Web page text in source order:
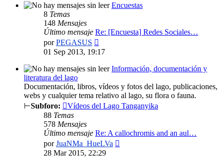
Encuestas
8 Temas
148 Mensajes
Último mensaje Re: [Encuesta] Redes Sociales…
porPEGASUS
último
01 Sep 2013, 19:17
Información, documentación y
literatura del lago
Documentación, libros, vídeos y fotos del lago, publicaciones,
webs y cualquier tema relativo al lago, su flora o fauna.
⊢Subforo:
Vídeos del Lago Tanganyika
88 Temas
578 Mensajes
Último mensaje Re: A callochromis and an aul…
porJuaNMa_HueLVa
28 Mar 2015, 22:29